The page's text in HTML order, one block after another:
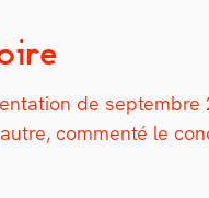
de sep­tem­bre
com­men­té le